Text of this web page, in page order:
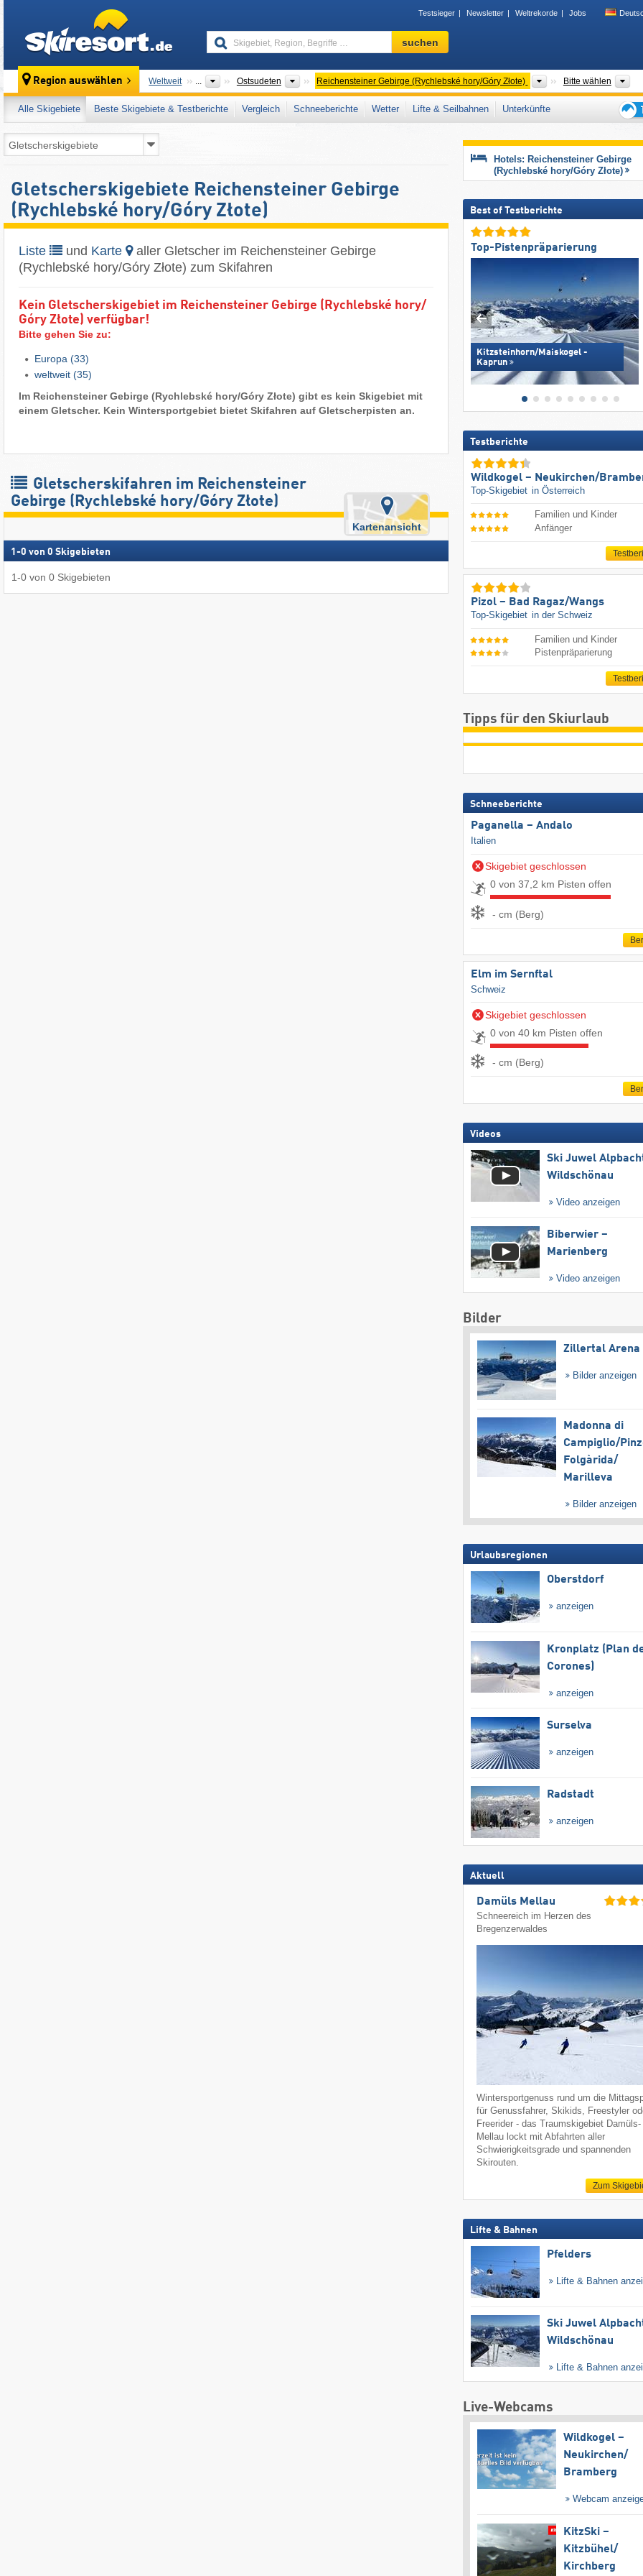
Testsieger Newsletter Weltrekorde Jobs
Skigebiet,
Region,
…
suchen
Region auswählen Weltweit ... Ostsudeten Übergeordnete Gebirge
Reichensteiner Gebirge (Rychlebské hory/Góry Złote) Gebirgszüge
Bitte wählen
Alle Skigebiete Beste Skigebiete & Testberichte Vergleich Schneeberichte Wetter Lifte & Seilbahnen
Unterkünfte
für
den
Gletscherskigebiete Reichensteiner Gebirge
(Rychlebské hory/​Góry Złote)
Liste und Karte
aller Gletscher im Reichensteiner Gebirge
(Rychlebské hory/​Góry Złote) zum Skifahren
Kein Gletscherskigebiet im Reichensteiner Gebirge (Rychlebské hory/​
Góry Złote) verfügbar!
Bitte gehen Sie zu:
Europa (33)
weltweit (35)
Im Reichensteiner Gebirge (Rychlebské hory/​Góry Złote) gibt es kein Skigebiet mit
einem Gletscher. Kein Wintersportgebiet bietet Skifahren auf Gletscherpisten an.
Gletscherskifahren im Reichensteiner
Gebirge (Rychlebské hory/​Góry Złote)
Kartenansicht
1 -0 von 0 Skigebieten
1-0 von 0 Skigebieten
Hotels: Reichensteiner Gebirge
(Rychlebské hory/​Góry Złote)
Best of Testberichte
Top-Pistenpräparierung
Kitzsteinhorn/​Maiskogel -
Kaprun
Testberichte
Wildkogel – Neukirchen/​
Top-Skigebiet in Österreich
Familien und Kinder
Anfänger
Pizol – Bad Ragaz/​Wangs
Top-Skigebiet in der Schweiz
Familien und Kinder
Pistenpräparierung
Tipps für den Skiurlaub
Schneeberichte
Paganella – Andalo
Italien
Skigebiet geschlossen
0 von 37,2 km Pisten offen
- cm (Berg)
Elm im Sernftal
Schweiz
Skigebiet geschlossen
0 von 40 km Pisten offen
- cm (Berg)
Videos
Ski Juwel
Wildschönau
Video anzeigen
Biberwier –
Marienberg
Video anzeigen
Bilder
Zillertal Arena
Bilder anzeigen
Madonna di
Campiglio/​
Folgàrida/​
Marilleva
Bilder anzeigen
Urlaubsregionen
Oberstdorf
anzeigen
Kronplatz (Plan
Corones)
anzeigen
Surselva
anzeigen
Radstadt
anzeigen
Aktuell
Damüls Mellau
Schneereich im Herzen des
Bregenzerwaldes
Wintersportgenuss rund um die
für Genussfahrer, Skikids, Freestyler
Freerider - das Traumskigebiet Damüls-
Mellau lockt mit Abfahrten aller
Schwierigkeitsgrade und spannenden
Skirouten.
Zum
Lifte & Bahnen
Pfelders
Lifte & Bahnen
Ski Juwel
Wildschönau
Lifte & Bahnen
Live-Webcams
Wildkogel –
Neukirchen/​
Bramberg
Webcam
KitzSki –
Kitzbühel/​
Kirchberg